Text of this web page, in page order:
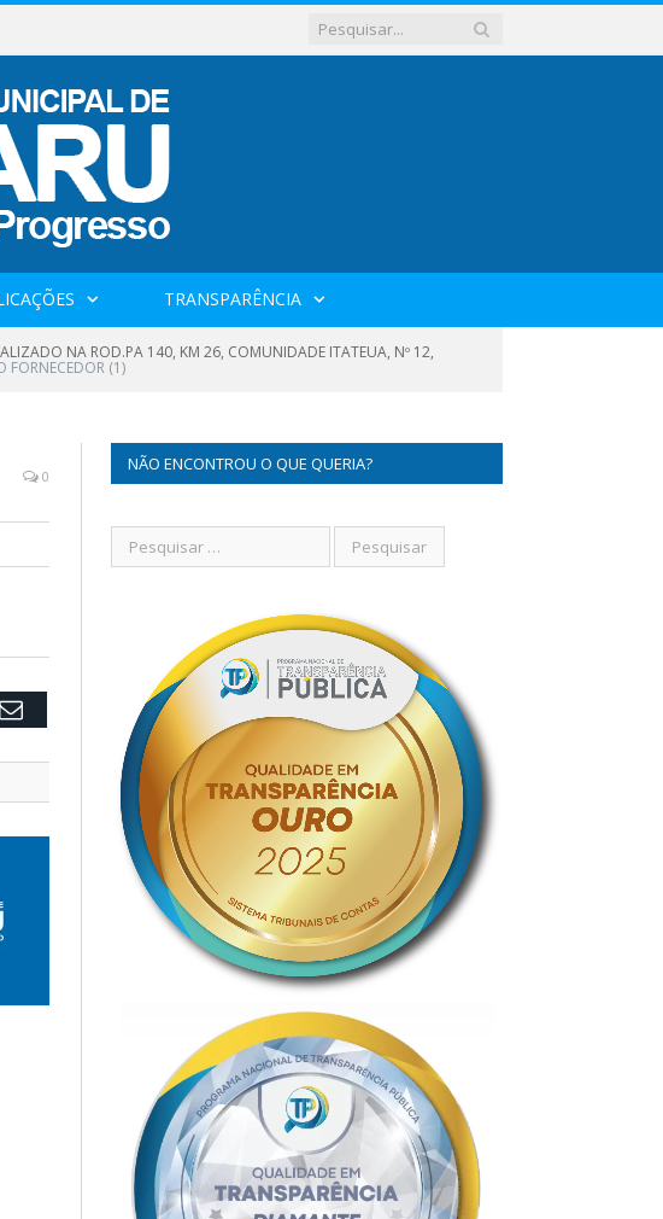
TRANSPARÊNCIA
NA ROD.PA 140, KM 26, COMUNIDADE ITATEUA, Nº 12,
FORNECEDOR (1)
0
Email
NÃO ENCONTROU O QUE QUERIA?